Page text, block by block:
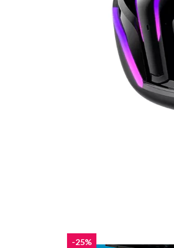
-25%